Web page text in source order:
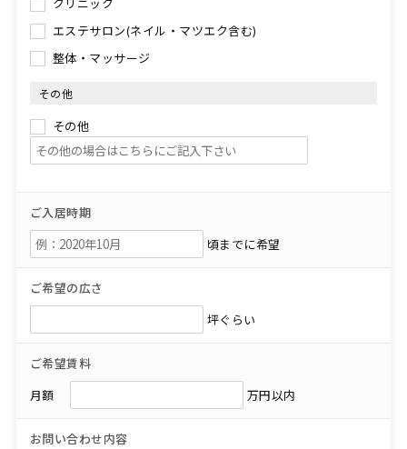
クリニック
エステサロン(ネイル・マツエク含む)
整体・マッサージ
その他
その他
ご入居時期
頃までに希望
ご希望の広さ
坪ぐらい
ご希望賃料
月額
万円以内
お問い合わせ内容